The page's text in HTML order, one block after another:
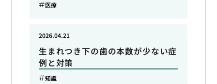
医療
生まれつき下の歯の本数が少ない症
例と対策
2026.04.21
知識